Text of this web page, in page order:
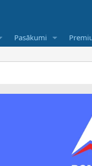
Pasākumi
IBF